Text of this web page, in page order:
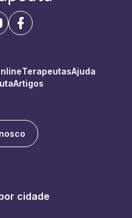
TerapeutasAjuda
Artigos
cidade